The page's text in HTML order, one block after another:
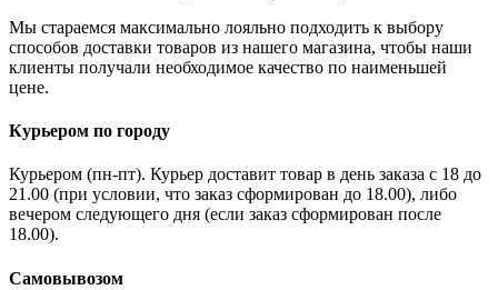
Мы стараемся максимально лояльно подходить к выбору
способов доставки товаров из нашего магазина, чтобы наши
клиенты получали необходимое качество по наименьшей
цене.
Курьером по городу
Курьером (пн-пт). Курьер доставит товар в день заказа с 18 до
21.00 (при условии, что заказ сформирован до 18.00), либо
вечером следующего дня (если заказ сформирован после
18.00).
Самовывозом